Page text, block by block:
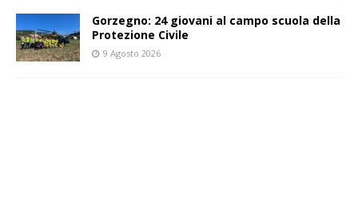
Gorzegno: 24 giovani al campo scuola della
Protezione Civile
9 Agosto 2026